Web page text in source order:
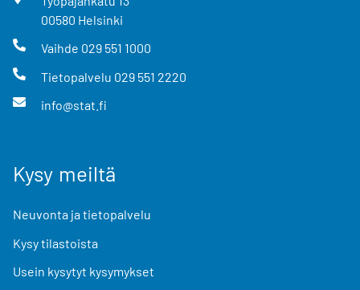
00580 Helsinki
Vaihde 029 551 1000
Tietopalvelu 029 551 2220
info@stat.fi
Kysy meiltä
Neuvonta ja tietopalvelu
Kysy tilastoista
Usein kysytyt kysymykset